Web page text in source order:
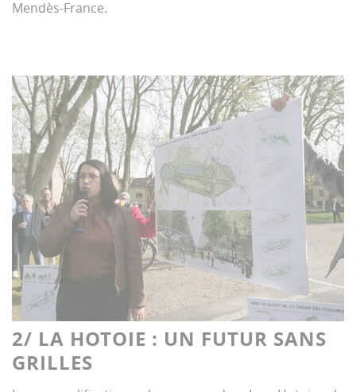
Mendès-France.
2/ LA HOTOIE : UN FUTUR SANS
GRILLES